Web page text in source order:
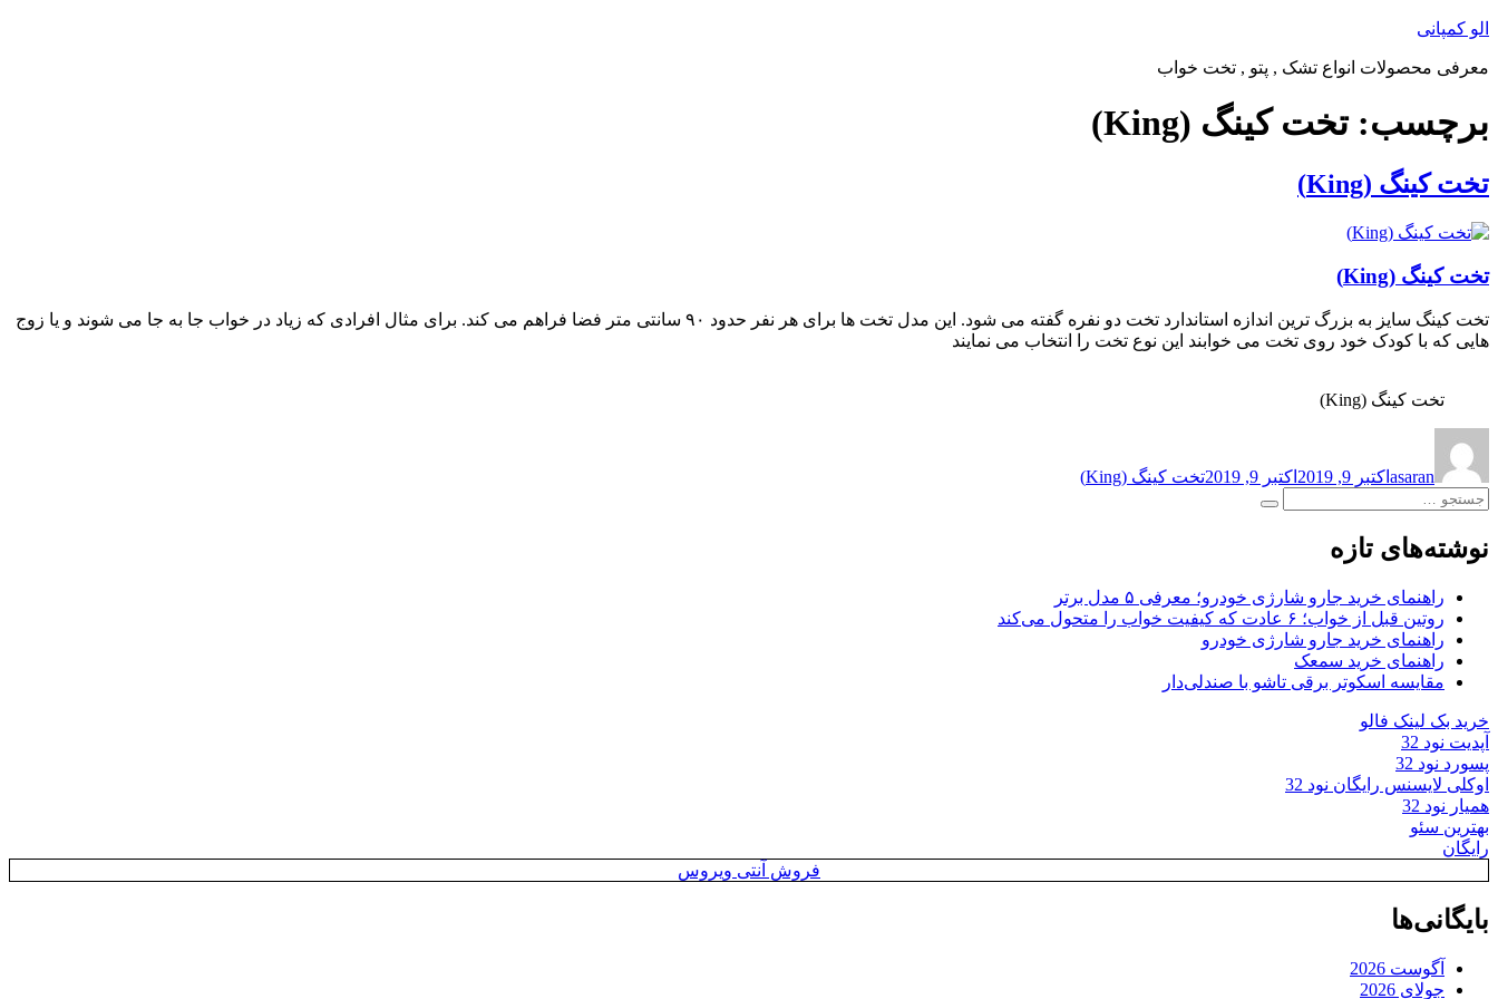
پرش
محتوا
الو کمپانی
معرفی محصولات انواع تشک , پتو , تخت خواب
برچسب:تخت کینگ (King)
تخت کینگ (King)
تخت کینگ (King)
تخت کینگ سایز به بزرگ ترین اندازه استاندارد تخت دو نفره گفته می شود. این مدل تخت ها برای هر نفر حدود ۹۰ سانتی متر فضا فراهم می کند. برای مثال افرادی که زیاد در خواب جا به جا می شوند و یا زوج
هایی که با کودک خود روی تخت می خوابند این نوع تخت را انتخاب می نمایند
تخت کینگ (King)
asaranدر
اکتبر 9, 2019 اکتبر 9, 2019
تخت کینگ (King)
جستجو
جستجو
نوشته‌های تازه
راهنمای خرید جارو شارژی خودرو؛ معرفی ۵ مدل برتر
روتین قبل از خواب؛ ۶ عادت که کیفیت خواب را متحول می‌کند
راهنمای خرید جارو شارژی خودرو
راهنمای خرید سمعک
مقایسه اسکوتر برقی تاشو با صندلی‌دار
خرید بک لینک فالو
آپدیت نود 32
پسورد نود 32
اوکلی لایسنس رایگان نود 32
همیار نود 32
بهترین سئو
رایگان
فروش آنتی ویروس
بایگانی‌ها
آگوست 2026
جولای 2026